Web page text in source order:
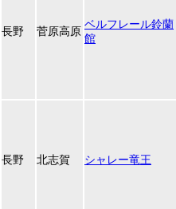
長野 菅原高原
ベルフレール鈴蘭
館
長野 北志賀 シャレー竜王